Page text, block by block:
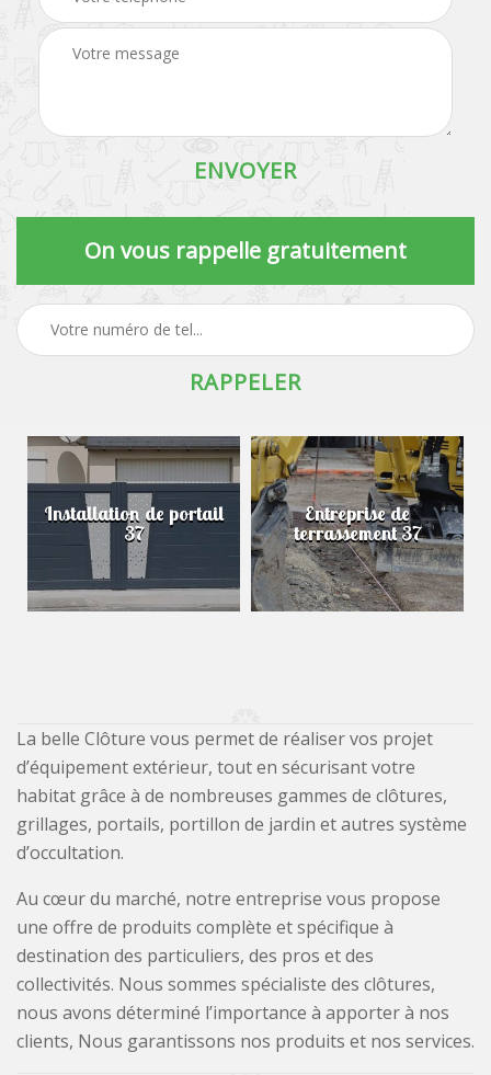
On vous rappelle gratuitement
Installation de portail
37
Entreprise de
terrassement 37
La belle Clôture vous permet de réaliser vos projet
d’équipement extérieur, tout en sécurisant votre
habitat grâce à de nombreuses gammes de clôtures,
grillages, portails, portillon de jardin et autres système
d’occultation.
Au cœur du marché, notre entreprise vous propose
une offre de produits complète et spécifique à
destination des particuliers, des pros et des
collectivités. Nous sommes spécialiste des clôtures,
nous avons déterminé l’importance à apporter à nos
clients, Nous garantissons nos produits et nos services.